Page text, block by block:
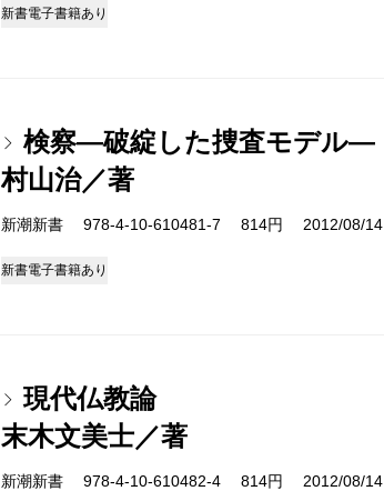
新書電子書籍あり
検察―破綻した捜査モデル―
村山治／著
新潮新書 978-4-10-610481-7 814円 2012/08/14
新書電子書籍あり
現代仏教論
末木文美士／著
新潮新書 978-4-10-610482-4 814円 2012/08/14